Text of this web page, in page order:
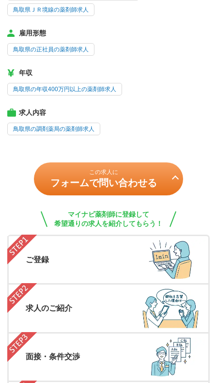
鳥取県ＪＲ境線の薬剤師求人
雇用形態
鳥取県の正社員の薬剤師求人
年収
鳥取県の年収400万円以上の薬剤師求人
求人内容
鳥取県の調剤薬局の薬剤師求人
この求人に
フォームで問い合わせる
マイナビ薬剤師に登録して
希望通りの求人を紹介してもらう！
ご登録
求人のご紹介
面接・条件交渉